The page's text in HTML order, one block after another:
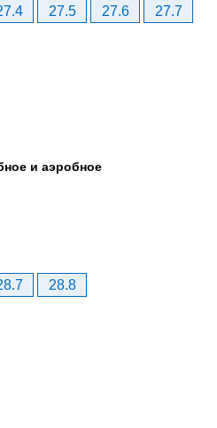
27.5 27.6
27.7
и аэробное
28.8